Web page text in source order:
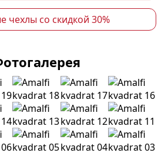
чехлы со скидкой 30%